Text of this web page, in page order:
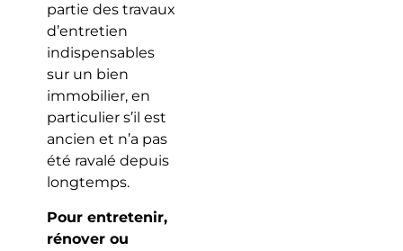
partie des travaux
d’entretien
indispensables
sur un bien
immobilier, en
particulier s’il est
ancien et n’a pas
été ravalé depuis
longtemps.
Pour entretenir,
rénover ou